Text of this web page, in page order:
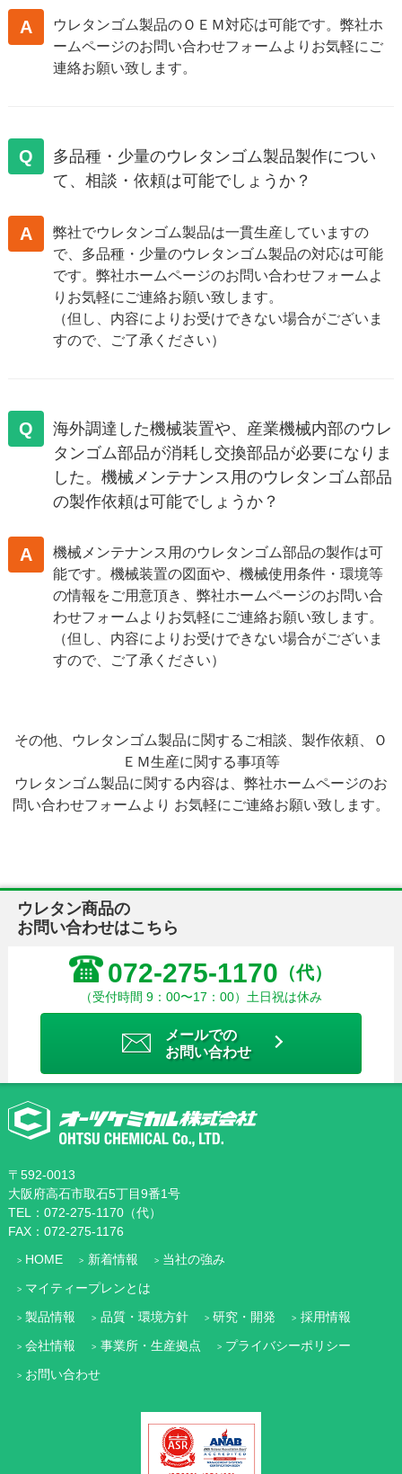
A
ウレタンゴム製品のＯＥＭ対応は可能です。弊社ホ
ームページのお問い合わせフォームよりお気軽にご
連絡お願い致します。
Q
多品種・少量のウレタンゴム製品製作につい
て、相談・依頼は可能でしょうか？
A
弊社でウレタンゴム製品は一貫生産していますの
で、多品種・少量のウレタンゴム製品の対応は可能
です。弊社ホームページのお問い合わせフォームよ
りお気軽にご連絡お願い致します。
（但し、内容によりお受けできない場合がございま
すので、ご了承ください）
Q
海外調達した機械装置や、産業機械内部のウレ
タンゴム部品が消耗し交換部品が必要になりま
した。機械メンテナンス用のウレタンゴム部品
の製作依頼は可能でしょうか？
A
機械メンテナンス用のウレタンゴム部品の製作は可
能です。機械装置の図面や、機械使用条件・環境等
の情報をご用意頂き、弊社ホームページのお問い合
わせフォームよりお気軽にご連絡お願い致します。
（但し、内容によりお受けできない場合がございま
すので、ご了承ください）
その他、ウレタンゴム製品に関するご相談、製作依頼、Ｏ
ＥＭ生産に関する事項等
ウレタンゴム製品に関する内容は、弊社ホームページのお
問い合わせフォームより お気軽にご連絡お願い致します。
ウレタン商品の
お問い合わせはこちら
072-275-1170 （代）
（受付時間 9：00〜17：00）土日祝は休み
メールでの
お問い合わせ
〒592-0013
大阪府高石市取石5丁目9番1号
TEL：072-275-1170（代）
FAX：072-275-1176
HOME
新着情報
当社の強み
マイティープレンとは
製品情報
品質・環境方針 研究・開発
採用情報
会社情報
事業所・生産拠点
プライバシーポリシー
お問い合わせ